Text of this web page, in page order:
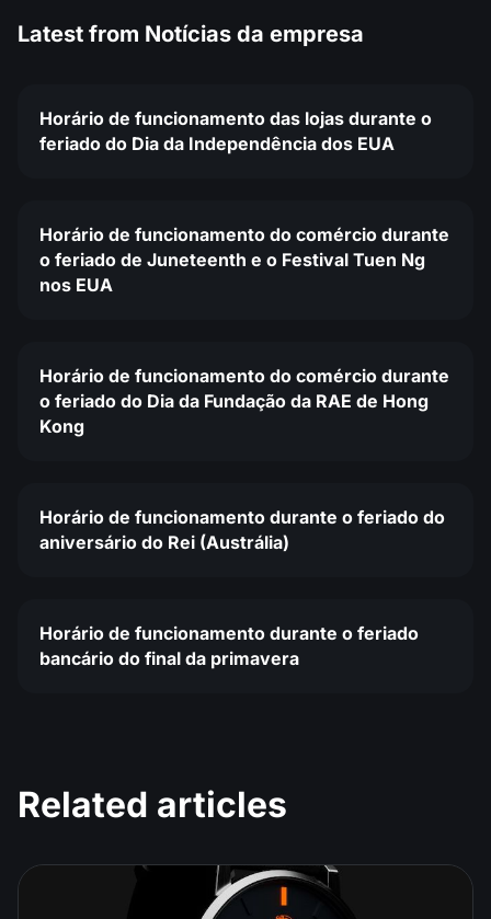
Latest from Notícias da empresa
Horário de funcionamento das lojas durante o
feriado do Dia da Independência dos EUA
Horário de funcionamento do comércio durante
o feriado de Juneteenth e o Festival Tuen Ng
nos EUA
Horário de funcionamento do comércio durante
o feriado do Dia da Fundação da RAE de Hong
Kong
Horário de funcionamento durante o feriado do
aniversário do Rei (Austrália)
Horário de funcionamento durante o feriado
bancário do final da primavera
Related articles